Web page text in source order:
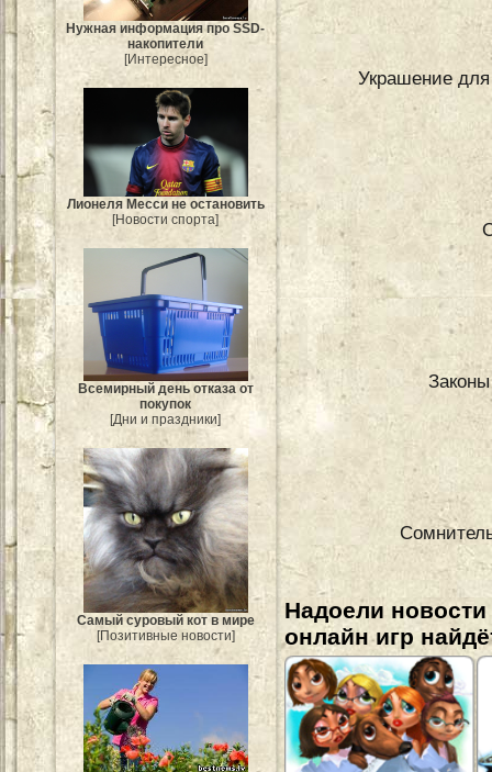
Нужная информация про SSD-
накопители
[Интересное]
Лионеля Месси не остановить
[Новости спорта]
Всемирный день отказа от
покупок
[Дни и праздники]
Самый суровый кот в мире
[Позитивные новости]
Украшение
Надоели
онлайн игр